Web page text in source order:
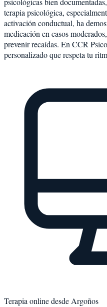
terapia psicológica,
activación conductual, ha
medicación en casos
prevenir recaídas. En CCR
personalizado que respeta tu
Terapia online desdeArgoños